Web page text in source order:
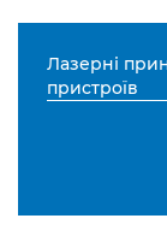
Лазерні
пристроїв